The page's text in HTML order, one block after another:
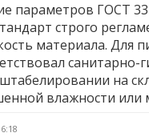
параметров ГОСТ
строго
материала.
на
влажности или